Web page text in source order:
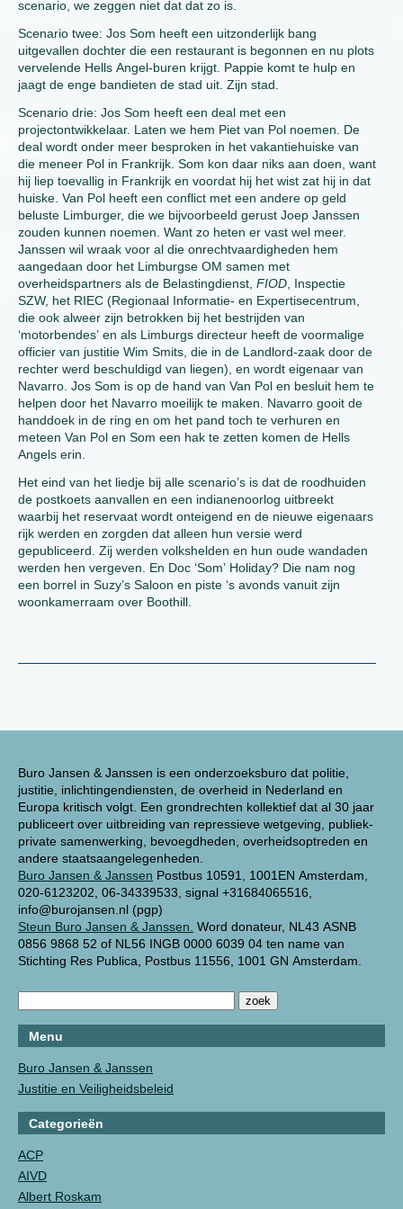
Buro Jansen & Janssen is een onderzoeksburo dat politie,
justitie, inlichtingendiensten, de overheid in Nederland en
Europa kritisch volgt. Een grondrechten kollektief dat al 30 jaar
publiceert over uitbreiding van repressieve wetgeving, publiek-
private samenwerking, bevoegdheden, overheidsoptreden en
andere staatsaangelegenheden.
Buro Jansen & Janssen Postbus 10591, 1001EN Amsterdam,
020-6123202, 06-34339533, signal +31684065516,
info@burojansen.nl (pgp)
Steun Buro Jansen & Janssen. Word donateur, NL43 ASNB
0856 9868 52 of NL56 INGB 0000 6039 04 ten name van
Stichting Res Publica, Postbus 11556, 1001 GN Amsterdam.
Menu
Buro Jansen & Janssen
Justitie en Veiligheidsbeleid
Categorieën
ACP
AIVD
Albert Roskam
scenario, we zeggen niet dat dat zo is.
Scenario twee: Jos Som heeft een uitzonderlijk bang
uitgevallen dochter die een restaurant is begonnen en nu plots
vervelende Hells Angel-buren krijgt. Pappie komt te hulp en
jaagt de enge bandieten de stad uit. Zijn stad.
Scenario drie: Jos Som heeft een deal met een
projectontwikkelaar. Laten we hem Piet van Pol noemen. De
deal wordt onder meer besproken in het vakantiehuiske van
die meneer Pol in Frankrijk. Som kon daar niks aan doen, want
hij liep toevallig in Frankrijk en voordat hij het wist zat hij in dat
huiske. Van Pol heeft een conflict met een andere op geld
beluste Limburger, die we bijvoorbeeld gerust Joep Janssen
zouden kunnen noemen. Want zo heten er vast wel meer.
Janssen wil wraak voor al die onrechtvaardigheden hem
aangedaan door het Limburgse OM samen met
overheidspartners als de Belastingdienst, FIOD , Inspectie
SZW, het RIEC (Regionaal Informatie- en Expertisecentrum,
die ook alweer zijn betrokken bij het bestrijden van
‘motorbendes’ en als Limburgs directeur heeft de voormalige
officier van justitie Wim Smits, die in de Landlord-zaak door de
rechter werd beschuldigd van liegen), en wordt eigenaar van
Navarro. Jos Som is op de hand van Van Pol en besluit hem te
helpen door het Navarro moeilijk te maken. Navarro gooit de
handdoek in de ring en om het pand toch te verhuren en
meteen Van Pol en Som een hak te zetten komen de Hells
Angels erin.
Het eind van het liedje bij alle scenario’s is dat de roodhuiden
de postkoets aanvallen en een indianenoorlog uitbreekt
waarbij het reservaat wordt onteigend en de nieuwe eigenaars
rijk werden en zorgden dat alleen hun versie werd
gepubliceerd. Zij werden volkshelden en hun oude wandaden
werden hen vergeven. En Doc ‘Som’ Holiday? Die nam nog
een borrel in Suzy’s Saloon en piste ‘s avonds vanuit zijn
woonkamerraam over Boothill.